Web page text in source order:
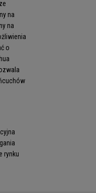
na
na
o
rynku